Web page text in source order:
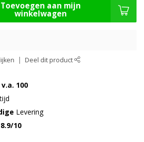
Toevoegen aan mijn
winkelwagen
Deel dit product
100
Levering
8.9/10